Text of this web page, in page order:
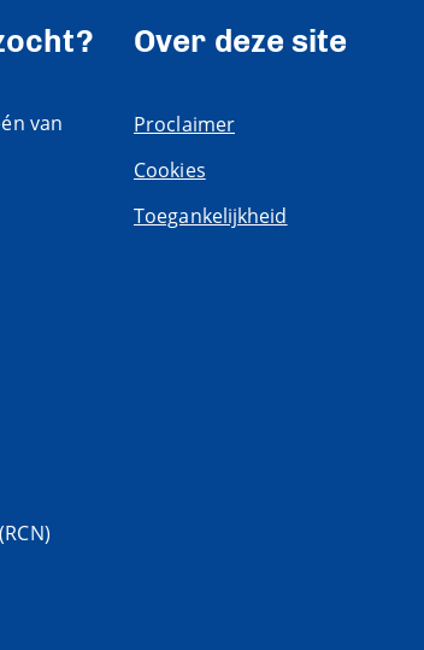
van
Over deze site
Proclaimer
Cookies
Toegankelijkheid